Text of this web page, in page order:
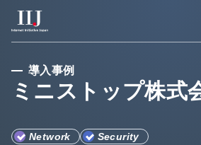
サービス & ソリューション
導入事例
ミニストップ株式
Network Security